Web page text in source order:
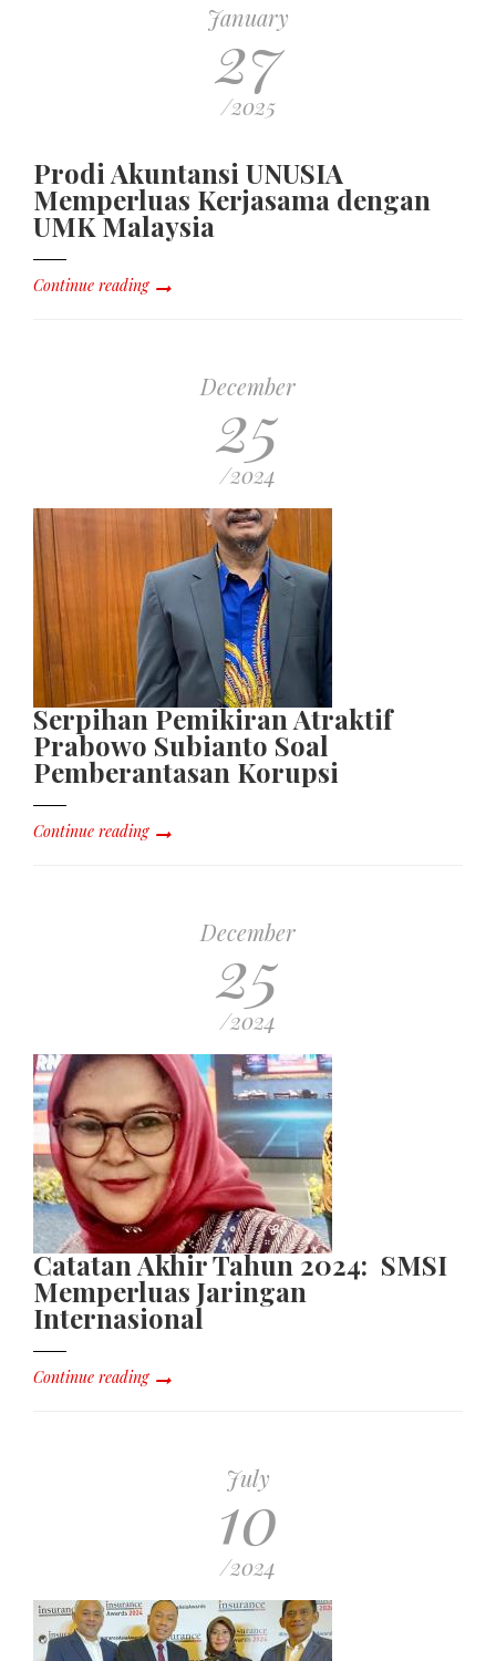
January
27
/2025
Prodi Akuntansi UNUSIA
Memperluas Kerjasama dengan
UMK Malaysia
Continue reading
December
25
/2024
Serpihan Pemikiran Atraktif
Prabowo Subianto Soal
Pemberantasan Korupsi
Continue reading
December
25
/2024
Catatan Akhir Tahun 2024: SMSI
Memperluas Jaringan
Internasional
Continue reading
July
10
/2024